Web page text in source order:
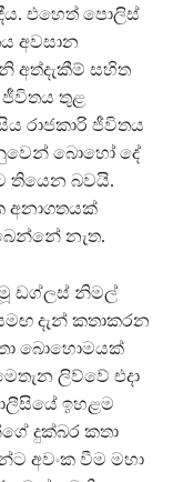
එහෙත් පොලිස්
අවසාන
අත්දැකීම් සහිත
තුළ
රාජකාරි ජීවිතය
බොහෝ දේ
තියෙන බවයි.
අනාගතයක්
නැත.
ඩග්ලස් නිමල්
දැන් කතාකරන
බොහොමයක්
ලිව්වේ එදා
ඉහළම
දුක්බර කතා
අවංක වීම මහා